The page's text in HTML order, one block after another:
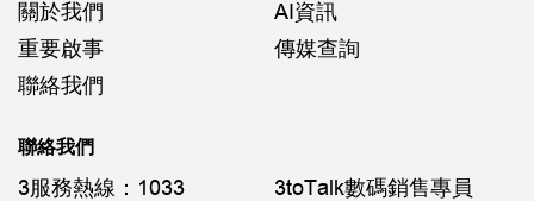
關於我們
AI資訊
重要啟事
傳媒查詢
聯絡我們
聯絡我們
3服務熱線：1033
3toTalk數碼銷售專員